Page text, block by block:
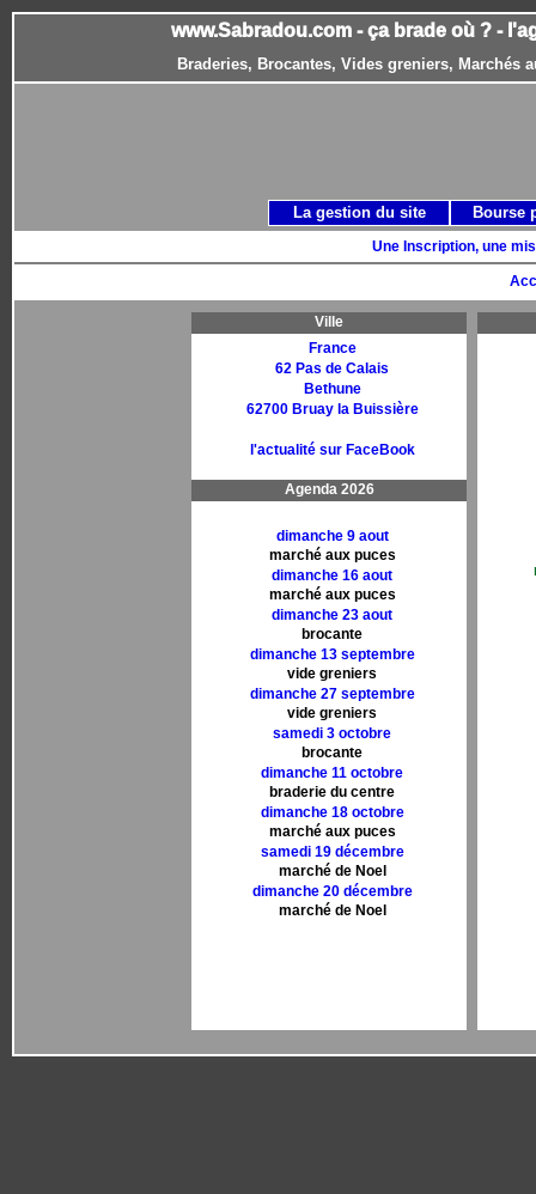
www.Sabradou.com - ça brade où ? -
Braderies, Brocantes, Vides greniers, Marchés
Une Inscription, une
Ville
France
62 Pas de Calais
Bethune
62700 Bruay la Buissière
l'actualité sur FaceBook
Agenda 2026
dimanche 9 aout
marché aux puces
dimanche 16 aout
marché aux puces
dimanche 23 aout
brocante
dimanche 13 septembre
vide greniers
dimanche 27 septembre
vide greniers
samedi 3 octobre
brocante
dimanche 11 octobre
braderie du centre
dimanche 18 octobre
marché aux puces
samedi 19 décembre
marché de Noel
dimanche 20 décembre
marché de Noel
La gestion du site Bourse